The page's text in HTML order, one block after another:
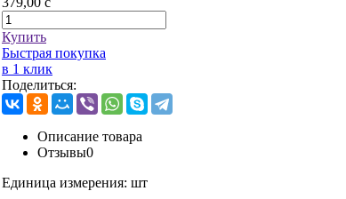
Купить
Быстрая покупка
в 1 клик
Поделиться:
Описание товара
Отзывы0
Единица измерения: шт